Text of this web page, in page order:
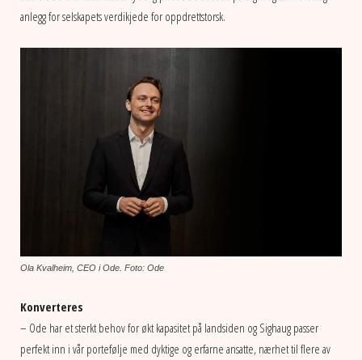
anlegg for selskapets verdikjede for oppdrettstorsk.
Ola Kvalheim, CEO i Ode. Foto: Ode
Konverteres
– Ode har et sterkt behov for økt kapasitet på landsiden og Sighaug passer
perfekt inn i vår portefølje med dyktige og erfarne ansatte, nærhet til flere av